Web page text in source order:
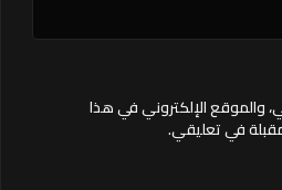
والموقع الإلكتروني في هذا
في تعليقي.